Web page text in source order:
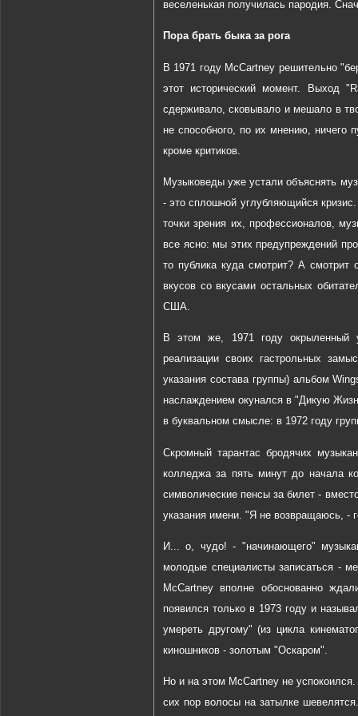
веселенькая получилась пародия.
Пора брать быка за рога
В 1971 году McCartney решительно
этот исторический момент. Выход
сдерживало, сковывало и мешало в
не способного, по их мнению, ничего
кроме критиков.
Музыковеды уже устали объяснять
- это сплошной углубляющийся
точки зрения их, профессионалов,
все ясно: мы этих предупреждений
то публика куда смотрит? А смотрит
вкусов со вкусами остальных
США.
В этом же, 1971 году окрыленный
реализации своих гастрольных
указания состава группы) альбом
наслаждением окунался в "Дикую
в буквальном смысле: в 1972 году
Скромный тарантас бродячих
колледжа за пять минут до начала
символические пенсы за билет -
указания имени. "Я не возвращаюсь, -
И... о, чудо! - "начинающего"
молодые специалисты записаться -
McCartney вполне обоснованно
появился только в 1973 году и
умереть другому" (из цикла
киношников - золотым "Оскаром".
Но и на этом McCartney не
сих пор волосы на затылке